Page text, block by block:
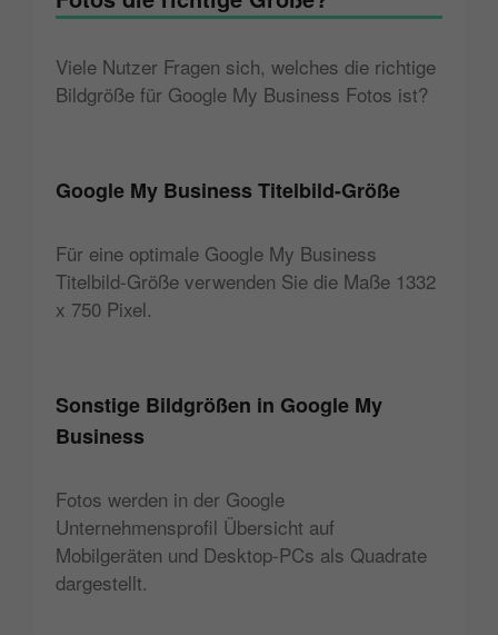
Viele Nutzer Fragen sich, welches die richtige
Bildgröße für Google My Business Fotos ist?
Google My Business Titelbild-Größe
Für eine optimale Google My Business
Titelbild-Größe verwenden Sie die Maße 1332
x 750 Pixel.
Sonstige Bildgrößen in Google My
Business
Fotos werden in der Google
Unternehmensprofil Übersicht auf
Mobilgeräten und Desktop-PCs als Quadrate
dargestellt.